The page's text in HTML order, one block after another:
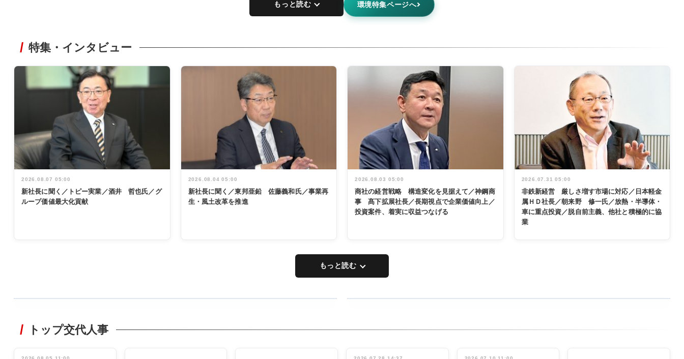
もっと読む 環境特集ページへ
特集・インタビュー
2026.08.07 05:00
新社長に聞く／トピー実業／酒井 哲也氏／グ
ループ価値最大化貢献
2026.08.04 05:00
新社長に聞く／東邦亜鉛 佐藤義和氏／事業再
生・風土改革を推進
2026.08.03 05:00
商社の経営戦略 構造変化を見据えて／神鋼商
事 髙下拡展社長／長期視点で企業価値向上／
投資案件、着実に収益つなげる
2026.07.31 05:00
非鉄新経営 厳しさ増す市場に対応／日本軽金
属ＨＤ社長／朝来野 修一氏／放熱・半導体・
車に重点投資／脱自前主義、他社と積極的に協
業
もっと読む
非鉄業界で
管理職編
トップ交代人事